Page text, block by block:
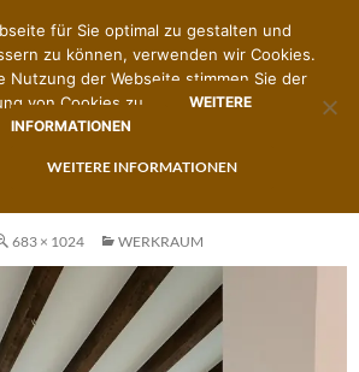
683 × 1024 WERKRAUM
für Sie optimal zu gestalten und
zu können, verwenden wir Cookies.
Nutzung der Webseite stimmen Sie der
von Cookies zu.
WEITERE
INFORMATIONEN
WEITERE INFORMATIONEN